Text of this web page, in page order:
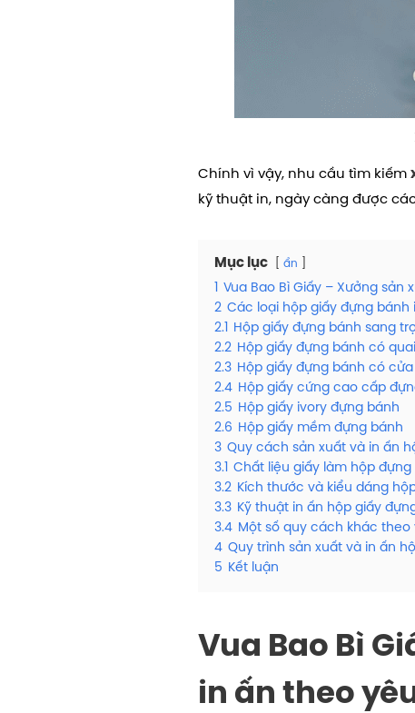
Chính vì vậy, nhu cầu tìm kiếm
kỹ thuật in, ngày càng được
Mục lục ẩn
1 Vua Bao Bì Giấy – Xưởng
2 Các loại hộp giấy đựng
2.1 Hộp giấy đựng bánh sang
2.2 Hộp giấy đựng bánh có
2.3 Hộp giấy đựng bánh có
2.4 Hộp giấy cứng cao cấp
2.5 Hộp giấy ivory đựng bánh
2.6 Hộp giấy mềm đựng bánh
3 Quy cách sản xuất và in ấn
3.1 Chất liệu giấy làm hộp đựng
3.2 Kích thước và kiểu dáng
3.3 Kỹ thuật in ấn hộp giấy
3.4 Một số quy cách khác theo
4 Quy trình sản xuất và in ấn
5 Kết luận
Vua Bao Bì
in ấn theo